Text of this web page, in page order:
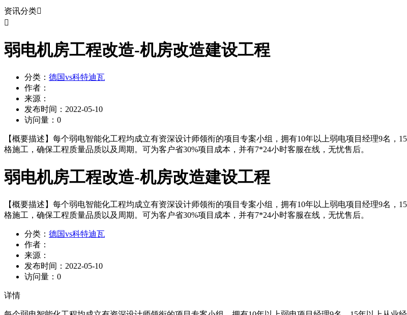
资讯分类

弱电机房工程改造-机房改造建设工程
分类： 德国vs科特迪瓦
作者：
来源：
发布时间： 2022-05-10
访问量： 0
【概要描述】 每个弱电智能化工程均成立有资深设计师领衔的项目专案小组，拥有10年以上弱电项目经理9名，
格施工，确保工程质量品质以及周期。可为客户省30%项目成本，并有7*24小时客服在线，无忧售后。
弱电机房工程改造-机房改造建设工程
【概要描述】 每个弱电智能化工程均成立有资深设计师领衔的项目专案小组，拥有10年以上弱电项目经理9名，
格施工，确保工程质量品质以及周期。可为客户省30%项目成本，并有7*24小时客服在线，无忧售后。
分类： 德国vs科特迪瓦
作者：
来源：
发布时间： 2022-05-10
访问量： 0
详情